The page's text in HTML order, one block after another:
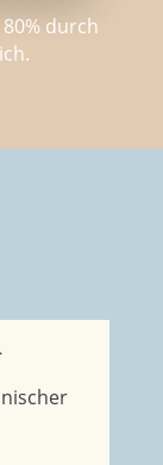
durch